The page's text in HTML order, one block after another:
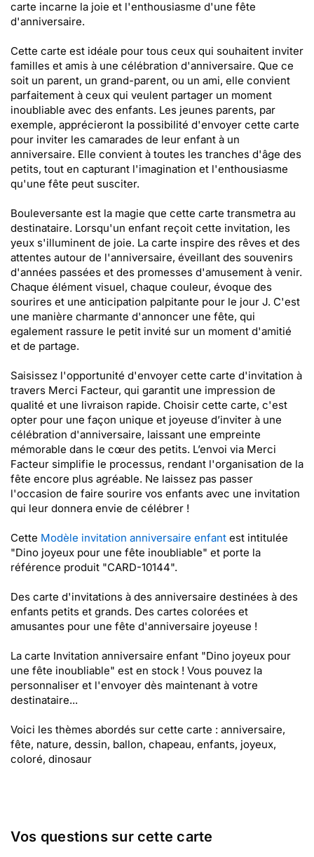
carte incarne la joie et l'enthousiasme d'une fête
d'anniversaire.
Cette carte est idéale pour tous ceux qui souhaitent inviter
familles et amis à une célébration d'anniversaire. Que ce
soit un parent, un grand-parent, ou un ami, elle convient
parfaitement à ceux qui veulent partager un moment
inoubliable avec des enfants. Les jeunes parents, par
exemple, apprécieront la possibilité d'envoyer cette carte
pour inviter les camarades de leur enfant à un
anniversaire. Elle convient à toutes les tranches d'âge des
petits, tout en capturant l'imagination et l'enthousiasme
qu'une fête peut susciter.
Bouleversante est la magie que cette carte transmetra au
destinataire. Lorsqu'un enfant reçoit cette invitation, les
yeux s'illuminent de joie. La carte inspire des rêves et des
attentes autour de l'anniversaire, éveillant des souvenirs
d'années passées et des promesses d'amusement à venir.
Chaque élément visuel, chaque couleur, évoque des
sourires et une anticipation palpitante pour le jour J. C'est
une manière charmante d'annoncer une fête, qui
egalement rassure le petit invité sur un moment d'amitié
et de partage.
Saisissez l'opportunité d'envoyer cette carte d'invitation à
travers Merci Facteur, qui garantit une impression de
qualité et une livraison rapide. Choisir cette carte, c'est
opter pour une façon unique et joyeuse d’inviter à une
célébration d'anniversaire, laissant une empreinte
mémorable dans le cœur des petits. L’envoi via Merci
Facteur simplifie le processus, rendant l'organisation de la
fête encore plus agréable. Ne laissez pas passer
l'occasion de faire sourire vos enfants avec une invitation
qui leur donnera envie de célébrer !
Cette Modèle invitation anniversaire enfant est intitulée
"Dino joyeux pour une fête inoubliable" et porte la
référence produit "CARD-10144".
Des carte d'invitations à des anniversaire destinées à des
enfants petits et grands. Des cartes colorées et
amusantes pour une fête d'anniversaire joyeuse !
La carte Invitation anniversaire enfant "Dino joyeux pour
une fête inoubliable" est en stock ! Vous pouvez la
personnaliser et l'envoyer dès maintenant à votre
destinataire...
Voici les thèmes abordés sur cette carte : anniversaire,
fête, nature, dessin, ballon, chapeau, enfants, joyeux,
coloré, dinosaur
Vos questions sur cette carte